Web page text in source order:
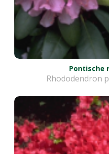
Pontische
Rhododendron